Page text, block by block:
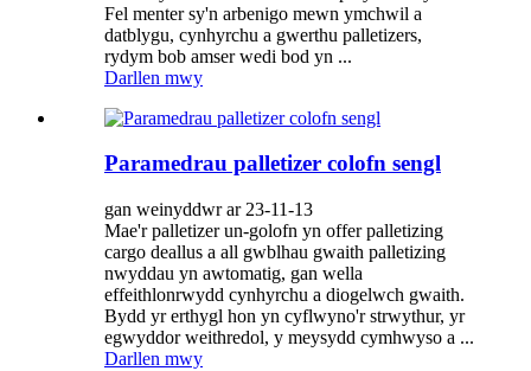
Fel menter sy'n arbenigo mewn ymchwil a
datblygu, cynhyrchu a gwerthu palletizers,
rydym bob amser wedi bod yn ...
Darllen mwy
Paramedrau palletizer colofn sengl
gan weinyddwr ar 23-11-13
Mae'r palletizer un-golofn yn offer palletizing
cargo deallus a all gwblhau gwaith palletizing
nwyddau yn awtomatig, gan wella
effeithlonrwydd cynhyrchu a diogelwch gwaith.
Bydd yr erthygl hon yn cyflwyno'r strwythur, yr
egwyddor weithredol, y meysydd cymhwyso a ...
Darllen mwy